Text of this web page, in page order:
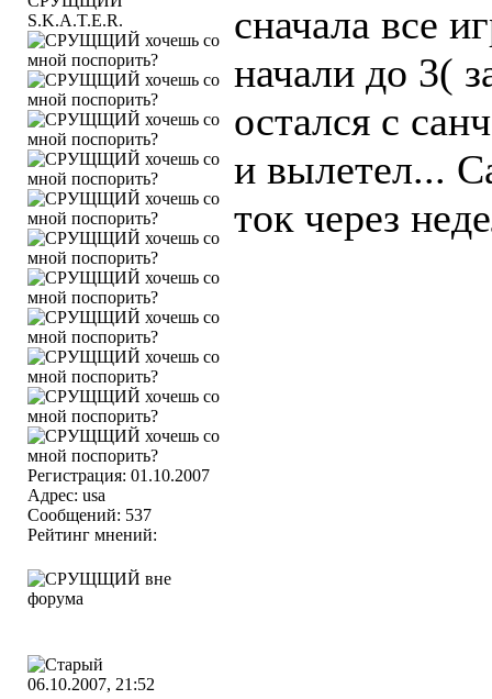
S.K.A.T.E.R.
Регистрация: 01.10.2007
Адрес: usa
Сообщений: 537
Рейтинг мнений:
сначала все
начали до 3(
остался с
и вылетел...
ток через
06.10.2007, 21:52